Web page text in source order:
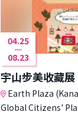
04.25
08.23
宇山步美收藏展
Earth Plaza
Global Citizens'